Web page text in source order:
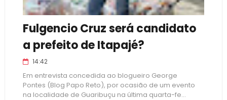
Fulgencio Cruz será candidato
a prefeito de Itapajé?
14:42
Em entrevista concedida ao blogueiro George
Pontes (Blog Papo Reto), por ocasião de um evento
na localidade de Guaribuçu na última quarta-fe...